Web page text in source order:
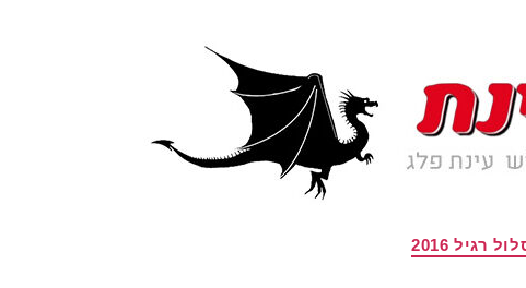
קטגוריותרגיל 2016